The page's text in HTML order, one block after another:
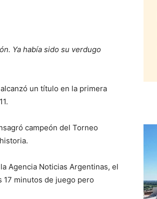
Ya había sido su verdugo
un título en la primera
campeón del Torneo
Agencia Noticias Argentinas, el
17 minutos de juego pero